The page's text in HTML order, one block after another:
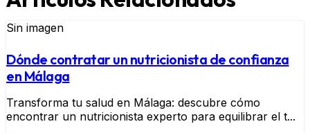
Sin imagen
Dónde contratar un nutricionista de confianza
en Málaga
Transforma tu salud en Málaga: descubre cómo
encontrar un nutricionista experto para equilibrar el t...